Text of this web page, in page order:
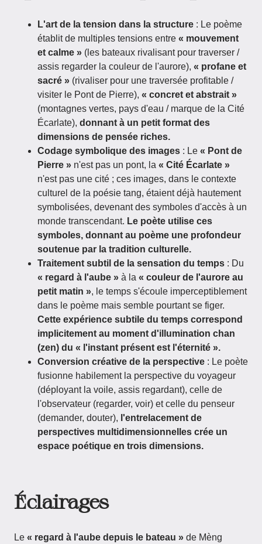
L'art de la tension dans la structure : Le poème
établit de multiples tensions entre « mouvement
et calme » (les bateaux rivalisant pour traverser /
assis regarder la couleur de l'aurore), « profane et
sacré » (rivaliser pour une traversée profitable /
visiter le Pont de Pierre), « concret et abstrait »
(montagnes vertes, pays d'eau / marque de la Cité
Écarlate), donnant à un petit format des
dimensions de pensée riches.
Codage symbolique des images : Le « Pont de
Pierre » n'est pas un pont, la « Cité Écarlate »
n'est pas une cité ; ces images, dans le contexte
culturel de la poésie tang, étaient déjà hautement
symbolisées, devenant des symboles d'accès à un
monde transcendant. Le poète utilise ces
symboles, donnant au poème une profondeur
soutenue par la tradition culturelle.
Traitement subtil de la sensation du temps : Du
« regard à l'aube » à la « couleur de l'aurore au
petit matin », le temps s'écoule imperceptiblement
dans le poème mais semble pourtant se figer.
Cette expérience subtile du temps correspond
implicitement au moment d'illumination chan
(zen) du « l'instant présent est l'éternité ».
Conversion créative de la perspective : Le poète
fusionne habilement la perspective du voyageur
(déployant la voile, assis regardant), celle de
l'observateur (regarder, voir) et celle du penseur
(demander, douter), l'entrelacement de
perspectives multidimensionnelles crée un
espace poétique en trois dimensions.
Éclairages
Le « regard à l'aube depuis le bateau » de Mèng